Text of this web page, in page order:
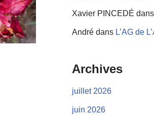
Xavier PINCEDÉ dans
André dans L’AG de
Archives
juillet 2026
juin 2026